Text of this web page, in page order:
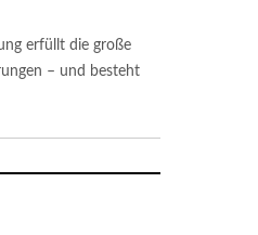
erfüllt die große
– und besteht